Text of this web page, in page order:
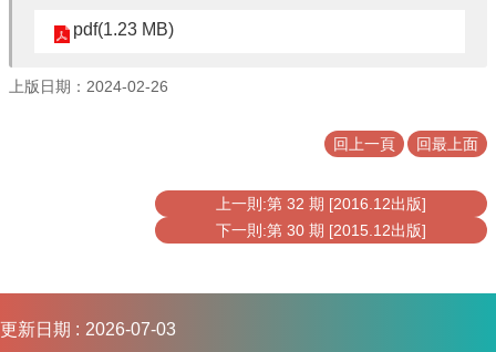
pdf(1.23 MB)
上版日期：2024-02-26
回上一頁 回最上面
上一則:第 32 期 [2016.12出版]
下一則:第 30 期 [2015.12出版]
更新日期 2026-07-03